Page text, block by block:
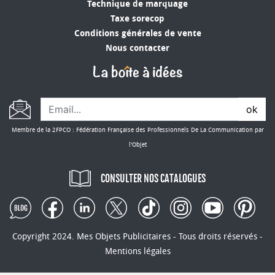
et votre famille. Et si vous voulez aller plus loin, il
existe même des boîtes personnalisées. C'est
une excellente façon de personnaliser votre vin
et de faire en sorte que vos clients ou
collaborateurs aient toujours la bouteille de vin
parfaite à portée de main.
Technique de marquage
Taxe sorecop
Conditions générales de vente
Nous contacter
ok
Membre de la 2FPCO : Fédération Française des Professionnels De La Communication par
l'Objet
CONSULTER NOS CATALOGUES
Copyright 2024. Mes Objets Publicitaires - Tous droits réservés -
Mentions légales